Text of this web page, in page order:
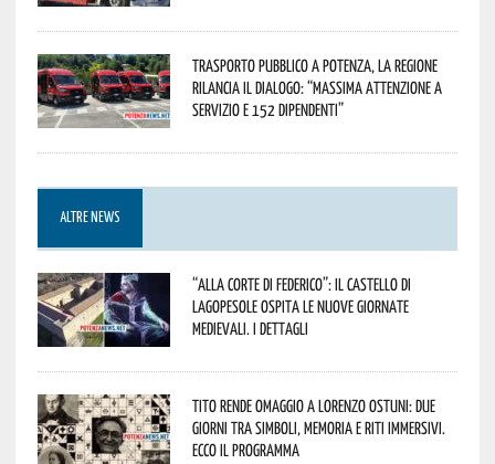
Trasporto pubblico a Potenza, la Regione
rilancia il dialogo: “Massima attenzione a
servizio e 152 dipendenti”
ALTRE NEWS
“Alla corte di Federico”: il Castello di
Lagopesole ospita le nuove Giornate
Medievali. I dettagli
Tito rende omaggio a Lorenzo Ostuni: due
giorni tra simboli, memoria e riti immersivi.
Ecco il programma